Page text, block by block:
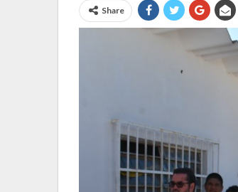
Share